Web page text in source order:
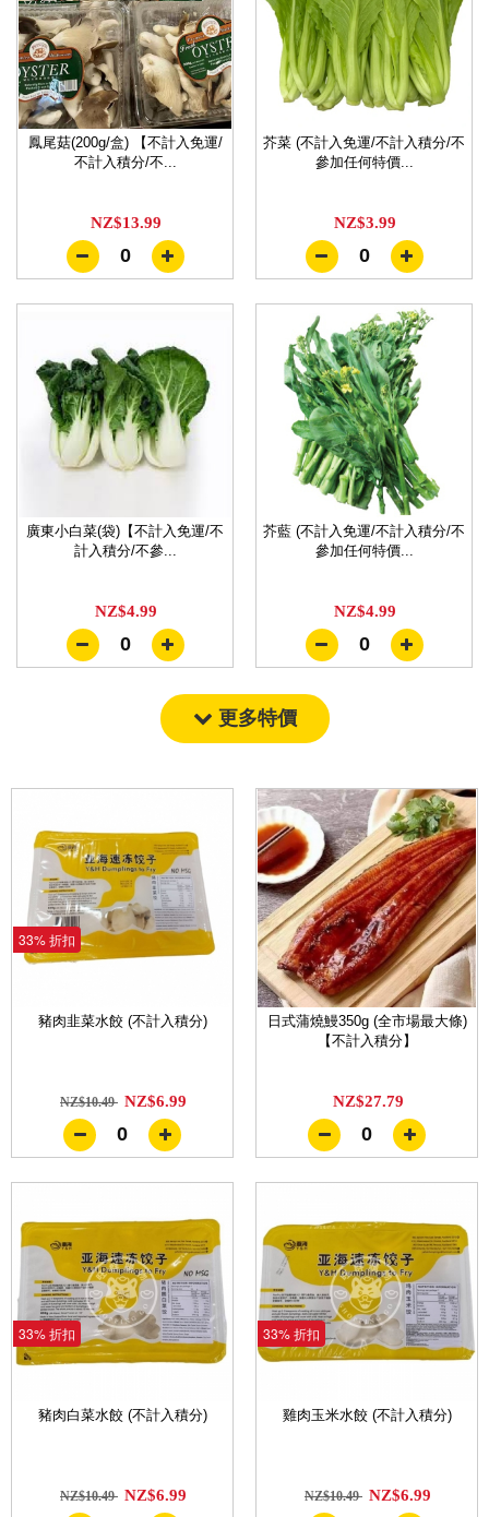
鳳尾菇(200g/盒) 【不計入免運/
不計入積分/不...
NZ$13.99
0
芥菜 (不計入免運/不計入積分/不
參加任何特價...
NZ$3.99
0
廣東小白菜(袋)【不計入免運/不
計入積分/不參...
NZ$4.99
0
芥藍 (不計入免運/不計入積分/不
參加任何特價...
NZ$4.99
0
更多特價
33% 折扣
豬肉韭菜水餃 (不計入積分)
NZ$10.49 NZ$6.99
0
日式蒲燒鰻350g (全市場最大條)
【不計入積分】
NZ$27.79
0
33% 折扣
豬肉白菜水餃 (不計入積分)
NZ$10.49 NZ$6.99
33% 折扣
雞肉玉米水餃 (不計入積分)
NZ$10.49 NZ$6.99